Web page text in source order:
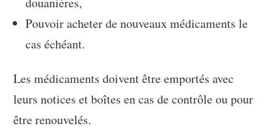
Pouvoir acheter de nouveaux médicaments le
cas échéant.
Les médicaments doivent être emportés avec
leurs notices et boîtes en cas de contrôle ou pour
être renouvelés.